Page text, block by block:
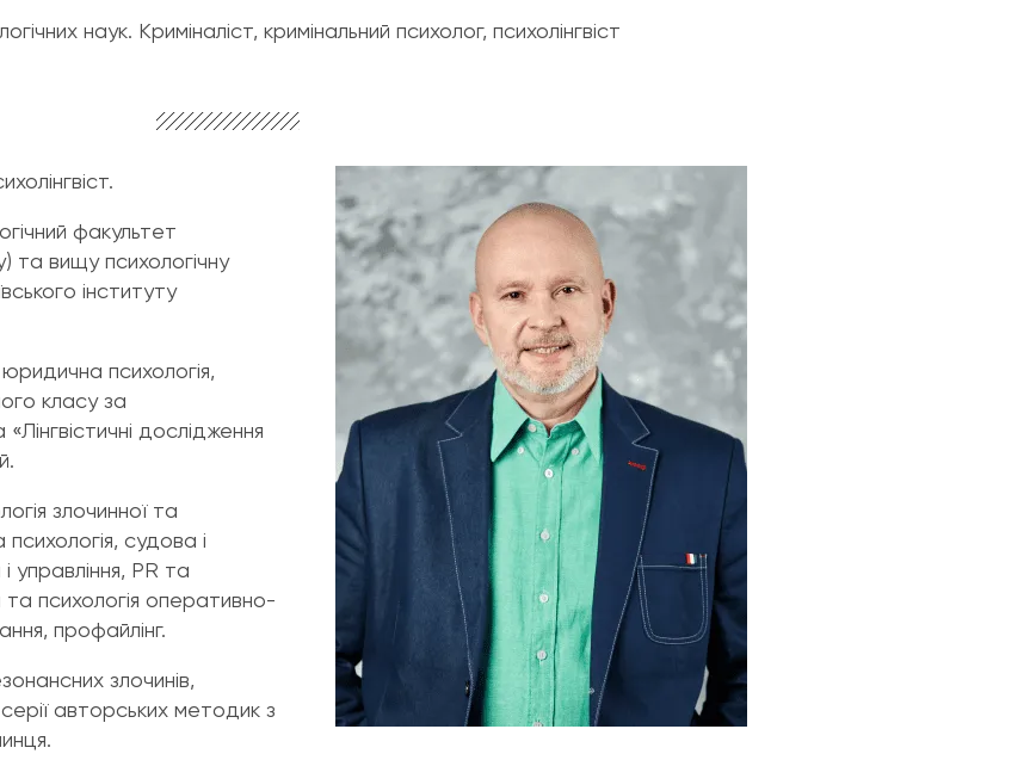
наук. Криміналіст, кримінальний психолог, психолінгвіст
факультет
та вищу психологічну
інституту
психологія,
класу за
дослідження
злочинної та
судова і
управління, PR та
та психологія оперативно-
профайлінг.
злочинів,
авторських методик з